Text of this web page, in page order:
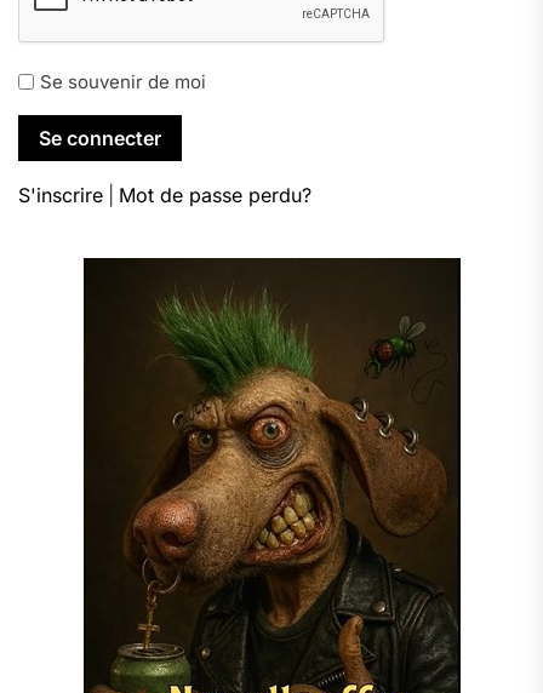
Se souvenir de moi
S'inscrire Mot de passe perdu?